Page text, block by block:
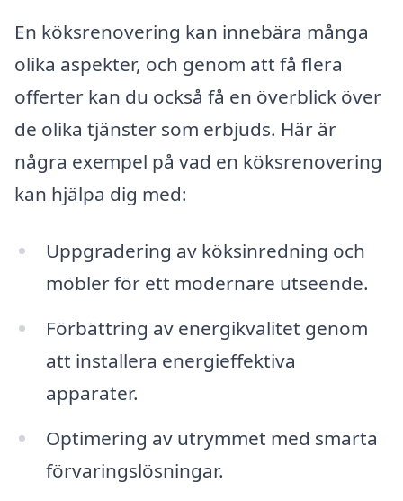
En köksrenovering kan innebära många
olika aspekter, och genom att få flera
offerter kan du också få en överblick över
de olika tjänster som erbjuds. Här är
några exempel på vad en köksrenovering
kan hjälpa dig med:
Uppgradering av köksinredning och
möbler för ett modernare utseende.
Förbättring av energikvalitet genom
att installera energieffektiva
apparater.
Optimering av utrymmet med smarta
förvaringslösningar.